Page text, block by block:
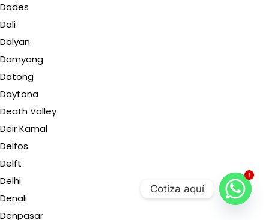
Dades
Dali
Dalyan
Damyang
Datong
Daytona
Death Valley
Deir Kamal
Delfos
Delft
Delhi
Denali
Denpasar
1
Cotiza aquí